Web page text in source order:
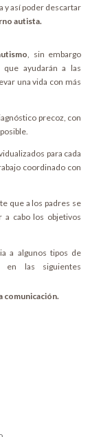
y así poder descartar
autista.
, sin embargo
ayudarán a las
una vida con más
precoz, con
para cada
coordinado con
que a los padres se
cabo los objetivos
a algunos tipos de
en las siguientes
comunicación.